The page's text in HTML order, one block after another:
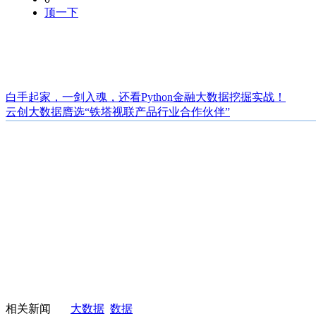
顶一下
白手起家，一剑入魂，还看Python金融大数据挖掘实战！
云创大数据膺选“铁塔视联产品行业合作伙伴”
相关新闻 大数据 数据